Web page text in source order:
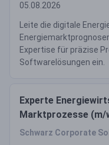
05.08.2026
Leite die digitale
Expertise für präzise
Softwarelösungen ein.
Experte
Marktprozesse (m/
Schwarz Corporate